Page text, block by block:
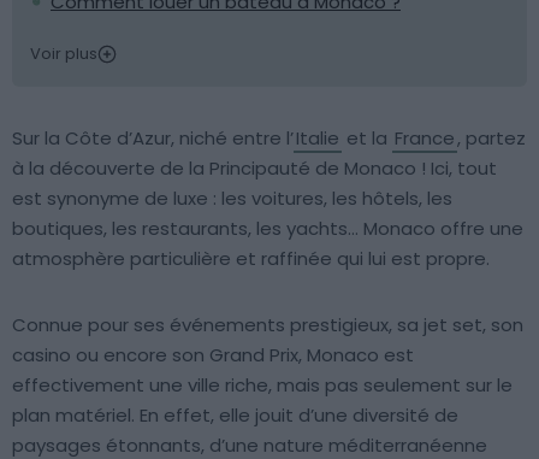
Voir plus
Sur la Côte d’Azur, niché entre l’Italie et la France, partez
à la découverte de la Principauté de Monaco ! Ici, tout
est synonyme de luxe : les voitures, les hôtels, les
boutiques, les restaurants, les yachts… Monaco offre une
atmosphère particulière et raffinée qui lui est propre.
Connue pour ses événements prestigieux, sa jet set, son
casino ou encore son Grand Prix, Monaco est
effectivement une ville riche, mais pas seulement sur le
plan matériel. En effet, elle jouit d’une diversité de
paysages étonnants, d’une nature méditerranéenne